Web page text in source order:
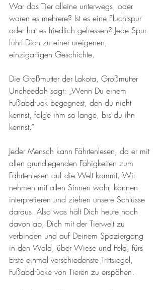
War das Tier alleine unterwegs, oder
waren es mehrere? Ist es eine Fluchtspur
oder hat es friedlich gefressen? Jede Spur
führt Dich zu einer ureigenen,
einzigartigen Geschichte.
Die Großmutter der Lakota, Großmutter
Uncheedah sagt: „Wenn Du einem
Fußabdruck begegnest, den du nicht
kennst, folge ihm so lange, bis du ihn
kennst.“
Jeder Mensch kann Fährtenlesen, da er mit
allen grundlegenden Fähigkeiten zum
Fährtenlesen auf die Welt kommt. Wir
nehmen mit allen Sinnen wahr, können
interpretieren und ziehen unsere Schlüsse
daraus. Also was hält Dich heute noch
davon ab, Dich mit der Tierwelt zu
verbinden und auf Deinem Spaziergang
in den Wald, über Wiese und Feld, fürs
Erste einmal verschiedenste Trittsiegel,
Fußabdrücke von Tieren zu erspähen.